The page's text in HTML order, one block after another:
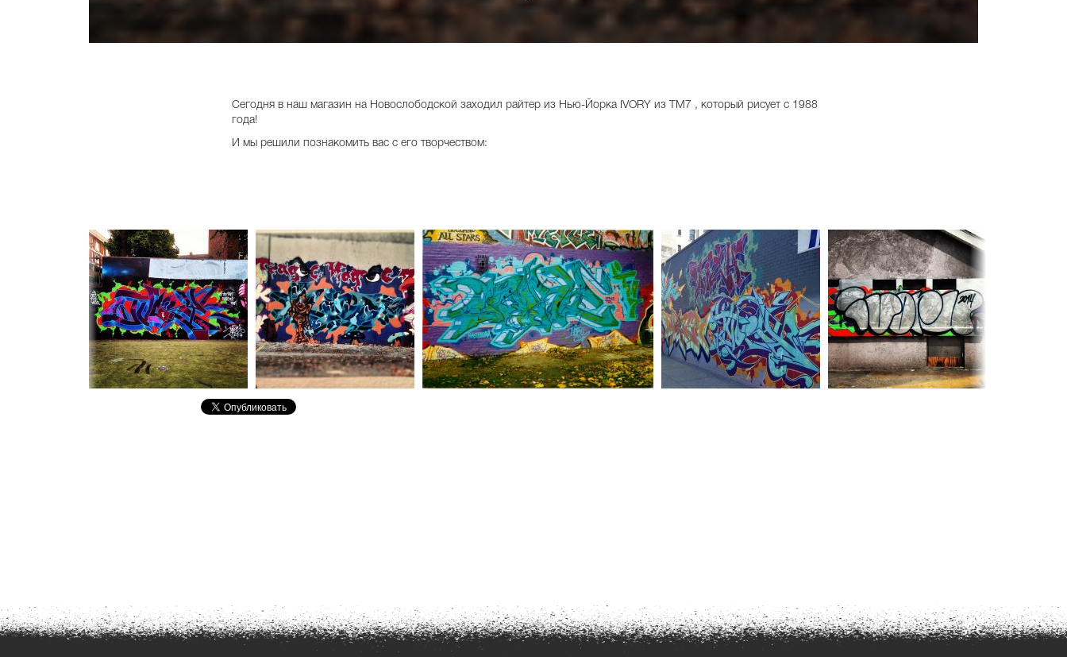
Сегодня в наш магазин на Новослободской заходил райтер из Нью-Йорка IVORY из TM7 , который рисует с 1988
года!
И мы решили познакомить вас с его творчеством: